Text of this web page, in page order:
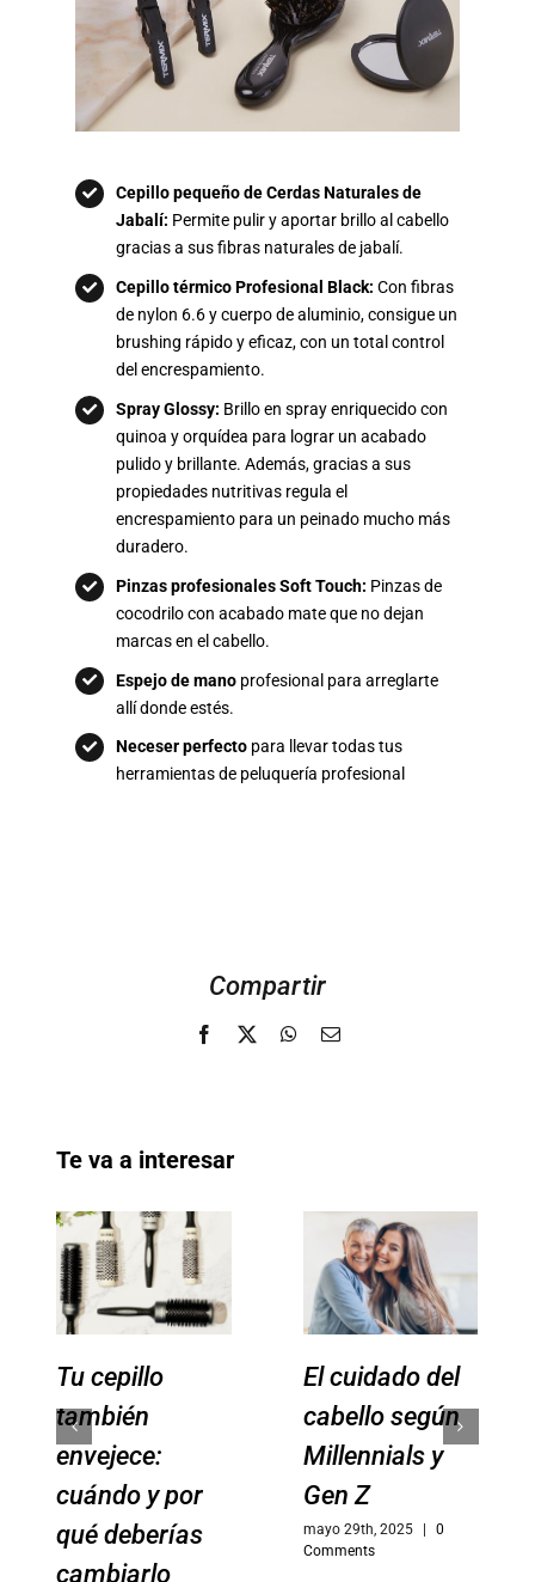
Cepillo pequeño de Cerdas Naturales de
Jabalí: Permite pulir y aportar brillo al cabello
gracias a sus fibras naturales de jabalí.
Cepillo térmico Profesional Black: Con fibras
de nylon 6.6 y cuerpo de aluminio, consigue un
brushing rápido y eficaz, con un total control
del encrespamiento.
Spray Glossy: Brillo en spray enriquecido con
quinoa y orquídea para lograr un acabado
pulido y brillante. Además, gracias a sus
propiedades nutritivas regula el
encrespamiento para un peinado mucho más
duradero.
Pinzas profesionales Soft Touch: Pinzas de
cocodrilo con acabado mate que no dejan
marcas en el cabello.
Espejo de mano profesional para arreglarte
allí donde estés.
Neceser perfecto para llevar todas tus
herramientas de peluquería profesional
Compartir
Facebook
X WhatsApp
Email
Te va a interesar
Tu cepillo
también
envejece:
cuándo y por
qué deberías
cambiarlo
El cuidado del
cabello según
Millennials y
Gen Z
mayo 29th, 2025
0
Comments